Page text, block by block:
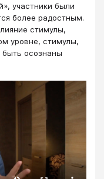
участники были
более радостным.
стимулы,
уровне, стимулы,
быть осознаны